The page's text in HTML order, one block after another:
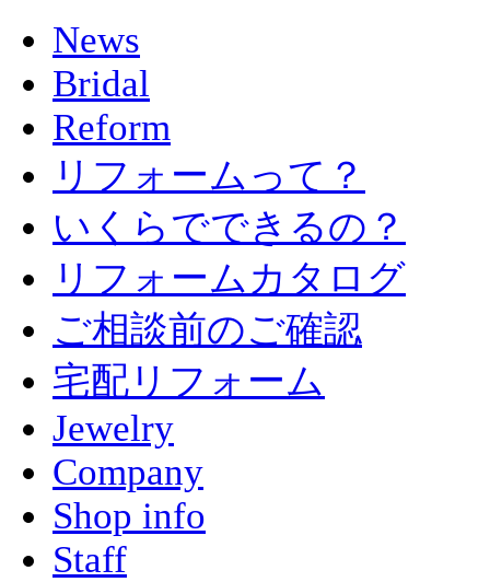
News
Bridal
Reform
リフォームって？
いくらでできるの？
リフォームカタログ
ご相談前のご確認
宅配リフォーム
Jewelry
Company
Shop info
Staff